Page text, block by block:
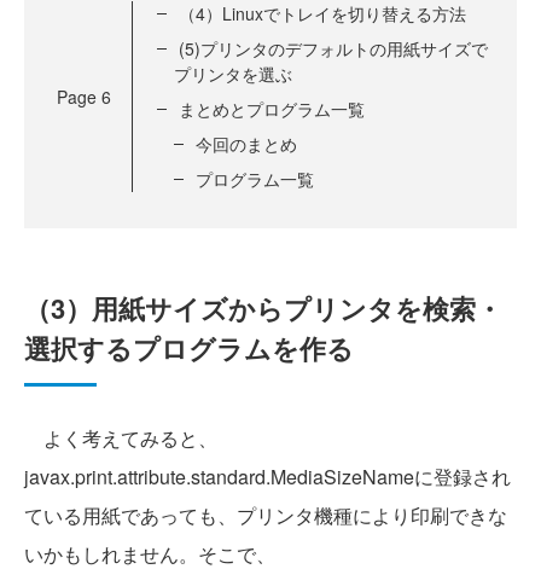
Page 6
（4）Linuxでトレイを切り替える方法
(5)プリンタのデフォルトの用紙サイズで
プリンタを選ぶ
まとめとプログラム一覧
今回のまとめ
プログラム一覧
（3）用紙サイズからプリンタを検索・
選択するプログラムを作る
よく考えてみると、
javax.print.attribute.standard.MediaSizeNameに登録され
ている用紙であっても、プリンタ機種により印刷できな
いかもしれません。そこで、